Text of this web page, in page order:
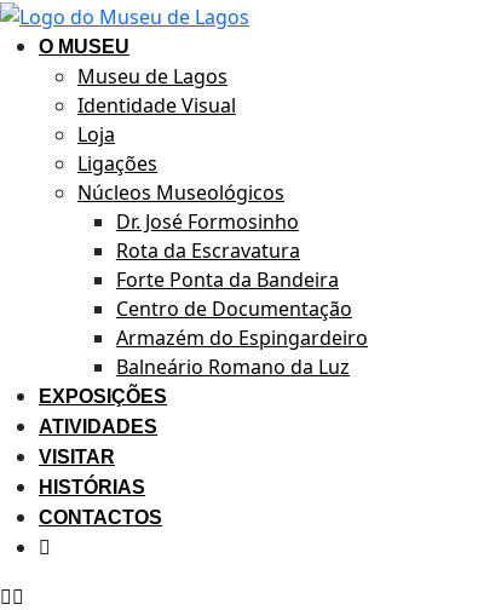
Saltar
para
conteúdo
principal
página
Pular
para
conteúdo
O MUSEU
Museu de Lagos
Identidade Visual
Loja
Ligações
Núcleos Museológicos
Dr. José Formosinho
Rota da Escravatura
Forte Ponta da Bandeira
Centro de Documentação
Armazém do Espingardeiro
Balneário Romano da Luz
EXPOSIÇÕES
ATIVIDADES
VISITAR
HISTÓRIAS
CONTACTOS